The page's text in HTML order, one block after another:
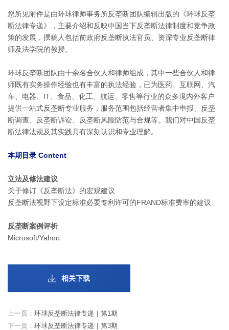
您所见附件是由环球律师事务所反垄断团队编辑出版的《环球反垄
断法律专递》，主要介绍和反映中国当下反垄断法律制度和竞争政
策的发展，撰稿人包括前政府反垄断执法官员、资深专业反垄断律
师及法学院的教授。
环球反垄断团队由十余名合伙人和律师组成，其中一些合伙人和律
师既有实务操作经验也有丰富的执法经验，已为医药、互联网、汽
车、电器、IT、食品、化工、航运、零售等行业的众多境内外客户
提供一站式反垄断专业服务，服务范围包括经营者集中申报、反垄
断调查、反垄断诉讼、反垄断风险防范与合规等。我们对中国反垄
断法律法规及其实践具有深刻认识和专业理解。
本期目录 Content
立法及修法建议
关于修订《反垄断法》的宏观建议
反垄断法视野下设定标准必要专利许可的FRAND标准费率的建议
反垄断案例评析
Microsoft/Yahoo
相关下载
上一页： 环球反垄断法律专递｜第1期
下一页： 环球反垄断法律专递｜第3期